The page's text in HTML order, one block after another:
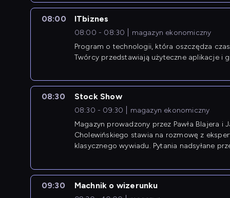
08:00 ITbiznes
08:00 - 08:30
magazyn ekonomiczny
Program o technologii, która oszczędza
Twórcy przedstawiają użyteczne aplikacje i
08:30 Stock Show
08:30 - 09:30
magazyn ekonomiczny
Magazyn prowadzony przez Pawła Blajera i
Cholewińskiego stawia na rozmowę z
klasycznego wywiadu. Pytania nadsyłane
09:30 Machnik o wizerunku